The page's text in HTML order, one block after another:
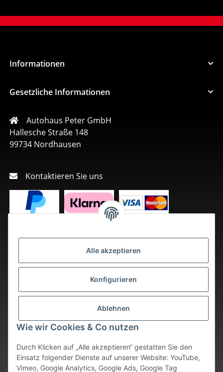
Alle akzeptieren
Konfigurieren
Ablehnen
Wie wir Cookies & Co nutzen
Durch Klicken auf „Alle akzeptieren“ gestatten Sie den
Einsatz folgender Dienste auf unserer Website: YouTube,
Vimeo, Google Analytics, Google Ads, Google Tag
Informationen
Gesetzliche Informationen
Autohaus Peter GmbH
Hallesche Straße 148
99734 Nordhausen
Kontaktieren Sie uns